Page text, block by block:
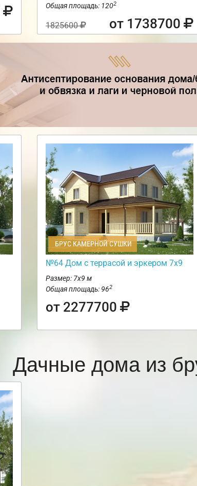
Общая площадь: 1202
1825600 от 1738700
БРУС КАМЕРНОЙ СУШКИ
№64 Дом с террасой и эркером 7х9
Размер: 7х9 м
Общая площадь: 962
от 2277700
Дачные дома из